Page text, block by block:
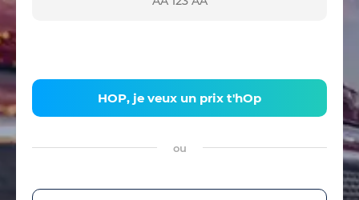
HOP, je veux un prix t'hOp
ou